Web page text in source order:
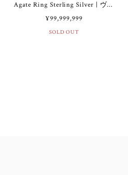
Agate Ring Sterling Silver | ヴィ
ンテージ ティファニー グリーン
アゲート リング スターリング
シルバー
¥99,999,999
SOLD OUT